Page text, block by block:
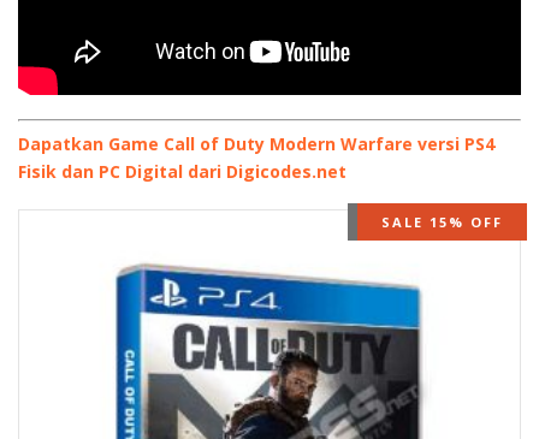
Dapatkan Game Call of Duty Modern Warfare versi PS4
Fisik dan PC Digital dari Digicodes.net
OUT OF STOCK
SALE 15% OFF